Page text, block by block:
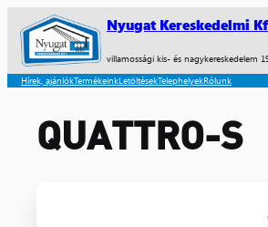
Nyugat Kereskedelmi
villamossági kis- és nagykereskedelem
Hírek, ajánlókTermékeinkLetöltésekTelephelyekRólunk
QUATTRO-S